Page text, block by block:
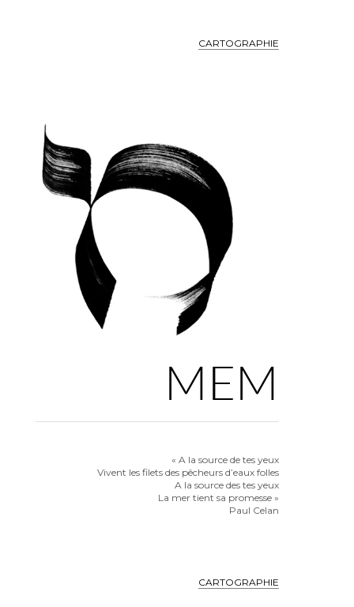
CARTOGRAPHIE
MEM
« A la source de tes yeux
Vivent les filets des pêcheurs d’eaux folles
A la source des tes yeux
La mer tient sa promesse »
Paul Celan
CARTOGRAPHIE